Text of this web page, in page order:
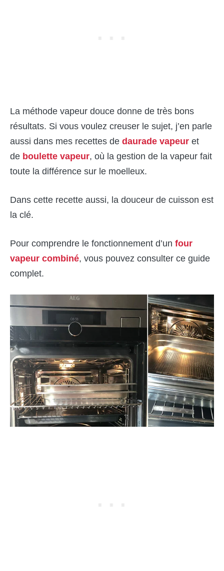
La méthode vapeur douce donne de très bons
résultats. Si vous voulez creuser le sujet, j’en parle
aussi dans mes recettes de daurade vapeur et
de boulette vapeur, où la gestion de la vapeur fait
toute la différence sur le moelleux.
Dans cette recette aussi, la douceur de cuisson est
la clé.
Pour comprendre le fonctionnement d’un four
vapeur combiné, vous pouvez consulter ce guide
complet.